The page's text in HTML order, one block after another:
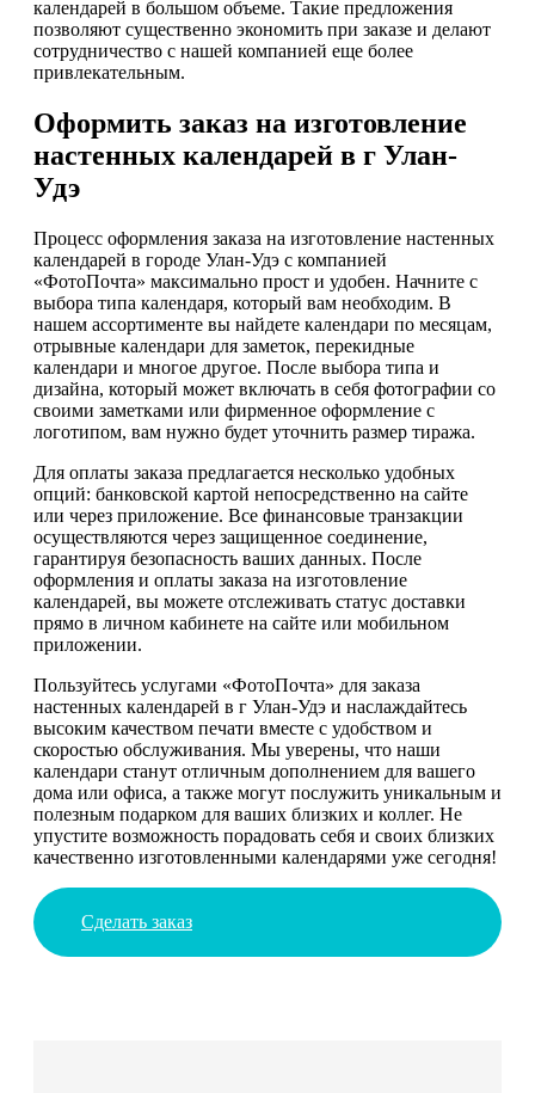
календарей в большом объеме. Такие предложения
позволяют существенно экономить при заказе и делают
сотрудничество с нашей компанией еще более
привлекательным.
Оформить заказ на изготовление
настенных календарей в г Улан-
Удэ
Процесс оформления заказа на изготовление настенных
календарей в городе Улан-Удэ с компанией
«ФотоПочта» максимально прост и удобен. Начните с
выбора типа календаря, который вам необходим. В
нашем ассортименте вы найдете календари по месяцам,
отрывные календари для заметок, перекидные
календари и многое другое. После выбора типа и
дизайна, который может включать в себя фотографии со
своими заметками или фирменное оформление с
логотипом, вам нужно будет уточнить размер тиража.
Для оплаты заказа предлагается несколько удобных
опций: банковской картой непосредственно на сайте
или через приложение. Все финансовые транзакции
осуществляются через защищенное соединение,
гарантируя безопасность ваших данных. После
оформления и оплаты заказа на изготовление
календарей, вы можете отслеживать статус доставки
прямо в личном кабинете на сайте или мобильном
приложении.
Пользуйтесь услугами «ФотоПочта» для заказа
настенных календарей в г Улан-Удэ и наслаждайтесь
высоким качеством печати вместе с удобством и
скоростью обслуживания. Мы уверены, что наши
календари станут отличным дополнением для вашего
дома или офиса, а также могут послужить уникальным и
полезным подарком для ваших близких и коллег. Не
упустите возможность порадовать себя и своих близких
качественно изготовленными календарями уже сегодня!
Сделать заказ